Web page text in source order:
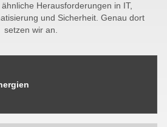
Herausforderungen in IT,
und Sicherheit. Genau dort
setzen wir an.